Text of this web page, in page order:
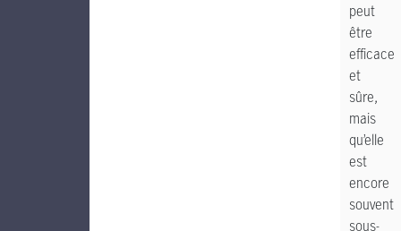
peut
être
efficace
et
sûre,
mais
qu’elle
est
encore
souvent
sous-